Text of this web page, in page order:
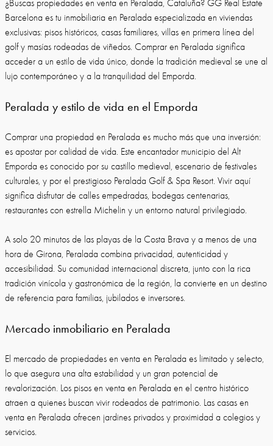
¿Buscas propiedades en venta en Peralada, Cataluña? GG Real Estate
Barcelona es tu inmobiliaria en Peralada especializada en viviendas
exclusivas: pisos históricos, casas familiares, villas en primera línea del
golf y masías rodeadas de viñedos. Comprar en Peralada significa
acceder a un estilo de vida único, donde la tradición medieval se une al
lujo contemporáneo y a la tranquilidad del Emporda.
Peralada y estilo de vida en el Emporda
Comprar una propiedad en Peralada es mucho más que una inversión:
es apostar por calidad de vida. Este encantador municipio del Alt
Emporda es conocido por su castillo medieval, escenario de festivales
culturales, y por el prestigioso Peralada Golf & Spa Resort. Vivir aquí
significa disfrutar de calles empedradas, bodegas centenarias,
restaurantes con estrella Michelin y un entorno natural privilegiado.
A solo 20 minutos de las playas de la Costa Brava y a menos de una
hora de Girona, Peralada combina privacidad, autenticidad y
accesibilidad. Su comunidad internacional discreta, junto con la rica
tradición vinícola y gastronómica de la región, la convierte en un destino
de referencia para familias, jubilados e inversores.
Mercado inmobiliario en Peralada
El mercado de propiedades en venta en Peralada es limitado y selecto,
lo que asegura una alta estabilidad y un gran potencial de
revalorización. Los pisos en venta en Peralada en el centro histórico
atraen a quienes buscan vivir rodeados de patrimonio. Las casas en
venta en Peralada ofrecen jardines privados y proximidad a colegios y
servicios.